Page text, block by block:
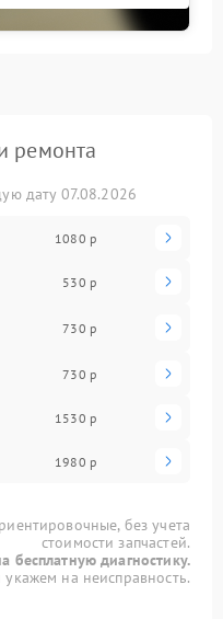
ремонта
дату 07.08.2026
1080 р
530 р
730 р
730 р
1530 р
1980 р
без учета
стоимости запчастей.
бесплатную диагностику.
на неисправность.